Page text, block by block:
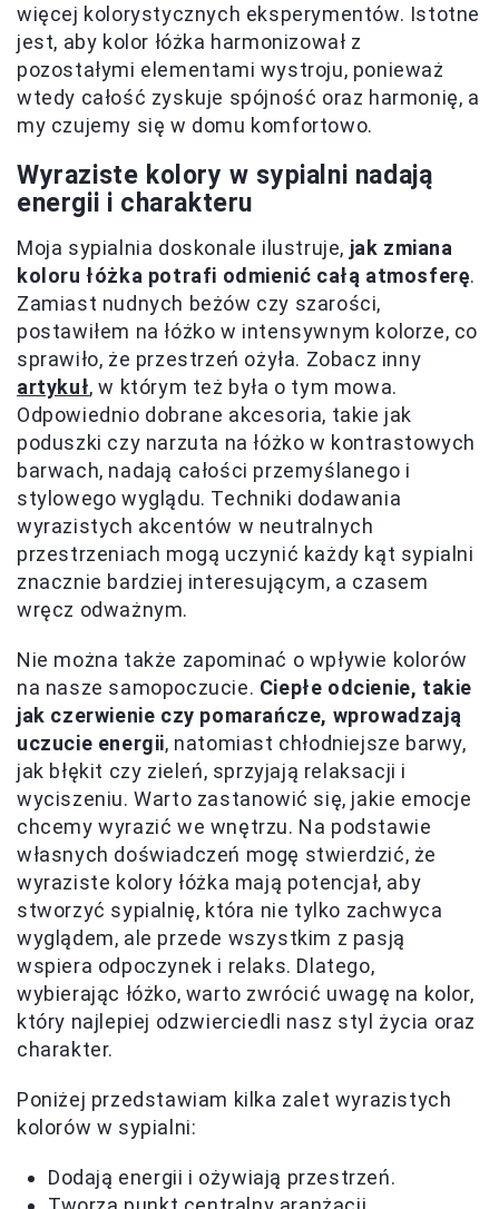
więcej kolorystycznych eksperymentów. Istotne
jest, aby kolor łóżka harmonizował z
pozostałymi elementami wystroju, ponieważ
wtedy całość zyskuje spójność oraz harmonię, a
my czujemy się w domu komfortowo.
Wyraziste kolory w sypialni nadają
energii i charakteru
Moja sypialnia doskonale ilustruje, jak zmiana
koloru łóżka potrafi odmienić całą atmosferę.
Zamiast nudnych beżów czy szarości,
postawiłem na łóżko w intensywnym kolorze, co
sprawiło, że przestrzeń ożyła. Zobacz inny
artykuł, w którym też była o tym mowa.
Odpowiednio dobrane akcesoria, takie jak
poduszki czy narzuta na łóżko w kontrastowych
barwach, nadają całości przemyślanego i
stylowego wyglądu. Techniki dodawania
wyrazistych akcentów w neutralnych
przestrzeniach mogą uczynić każdy kąt sypialni
znacznie bardziej interesującym, a czasem
wręcz odważnym.
Nie można także zapominać o wpływie kolorów
na nasze samopoczucie. Ciepłe odcienie, takie
jak czerwienie czy pomarańcze, wprowadzają
uczucie energii, natomiast chłodniejsze barwy,
jak błękit czy zieleń, sprzyjają relaksacji i
wyciszeniu. Warto zastanowić się, jakie emocje
chcemy wyrazić we wnętrzu. Na podstawie
własnych doświadczeń mogę stwierdzić, że
wyraziste kolory łóżka mają potencjał, aby
stworzyć sypialnię, która nie tylko zachwyca
wyglądem, ale przede wszystkim z pasją
wspiera odpoczynek i relaks. Dlatego,
wybierając łóżko, warto zwrócić uwagę na kolor,
który najlepiej odzwierciedli nasz styl życia oraz
charakter.
Poniżej przedstawiam kilka zalet wyrazistych
kolorów w sypialni:
Dodają energii i ożywiają przestrzeń.